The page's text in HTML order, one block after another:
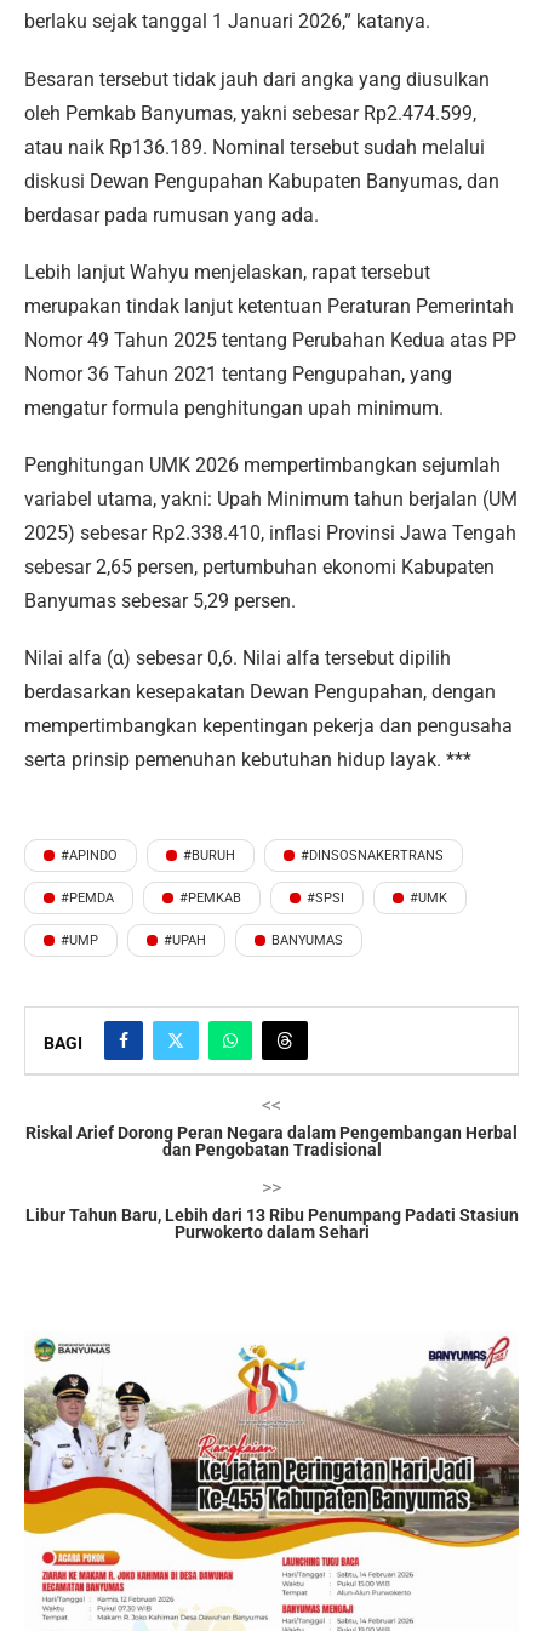
berlaku sejak tanggal 1 Januari 2026,” katanya.
Besaran tersebut tidak jauh dari angka yang diusulkan
oleh Pemkab Banyumas, yakni sebesar Rp2.474.599,
atau naik Rp136.189. Nominal tersebut sudah melalui
diskusi Dewan Pengupahan Kabupaten Banyumas, dan
berdasar pada rumusan yang ada.
Lebih lanjut Wahyu menjelaskan, rapat tersebut
merupakan tindak lanjut ketentuan Peraturan Pemerintah
Nomor 49 Tahun 2025 tentang Perubahan Kedua atas PP
Nomor 36 Tahun 2021 tentang Pengupahan, yang
mengatur formula penghitungan upah minimum.
Penghitungan UMK 2026 mempertimbangkan sejumlah
variabel utama, yakni: Upah Minimum tahun berjalan (UM
2025) sebesar Rp2.338.410, inflasi Provinsi Jawa Tengah
sebesar 2,65 persen, pertumbuhan ekonomi Kabupaten
Banyumas sebesar 5,29 persen.
Nilai alfa (α) sebesar 0,6. Nilai alfa tersebut dipilih
berdasarkan kesepakatan Dewan Pengupahan, dengan
mempertimbangkan kepentingan pekerja dan pengusaha
serta prinsip pemenuhan kebutuhan hidup layak. ***
#APINDO #BURUH #DINSOSNAKERTRANS
#PEMDA #PEMKAB #SPSI #UMK
#UMP #UPAH BANYUMAS
BAGI
<<
Riskal Arief Dorong Peran Negara dalam Pengembangan Herbal
dan Pengobatan Tradisional
>>
Libur Tahun Baru, Lebih dari 13 Ribu Penumpang Padati Stasiun
Purwokerto dalam Sehari